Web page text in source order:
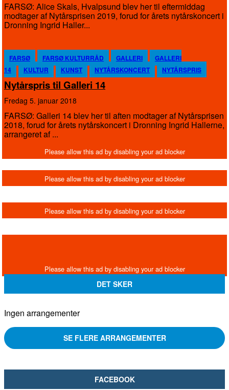
FARSØ: Alice Skals, Hvalpsund blev her til eftermiddag
modtager af Nytårsprisen 2019, forud for årets nytårskoncert i
Dronning Ingrid Haller...
FARSØ FARSØ KULTURRÅD GALLERI
GALLERI
14
KULTUR KUNST NYTÅRSKONCERT NYTÅRSPRIS
Nytårspris til Galleri 14
fredag 5. januar 2018
FARSØ: Galleri 14 blev her til aften modtager af Nytårsprisen
2018, forud for årets nytårskoncert i Dronning Ingrid Hallerne,
arrangeret af ...
DET SKER
Ingen arrangementer
SE FLERE ARRANGEMENTER
FACEBOOK